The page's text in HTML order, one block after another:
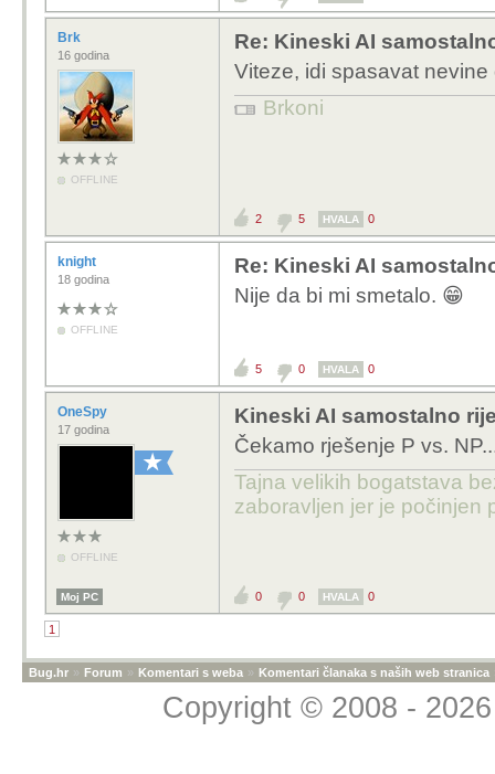
Brk
16 godina
OFFLINE
Re: Kineski AI
Viteze, idi spasavat
Brkoni
2 5 HVALA 0
knight
18 godina
OFFLINE
Re: Kineski AI
Nije da bi mi smetalo. 😁
5 0 HVALA 0
OneSpy
17 godina
OFFLINE
Kineski AI samostalno
Čekamo rješenje P vs.
Tajna velikih bogatstava
zaboravljen jer je počinjen
Moj PC 0 0 HVALA 0
1
Bug.hr » Forum » Komentari s weba » Komentari članaka s naših web stranica
Copyright © 2008 -